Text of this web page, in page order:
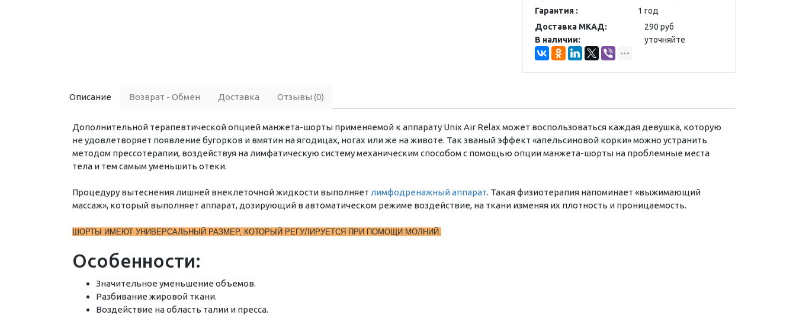
Гарантия :
1 год
Доставка МКАД:
290 руб
В наличии:
уточняйте
Описание Возврат - Обмен Доставка Отзывы (0)
Дополнительной терапевтической опцией манжета-шорты применяемой к аппарату Unix Air Relax может воспользоваться каждая девушка, которую
не удовлетворяет появление бугорков и вмятин на ягодицах, ногах или же на животе. Так званый эффект «апельсиновой корки» можно устранить
методом прессотерапии, воздействуя на лимфатическую систему механическим способом с помощью опции манжета-шорты на проблемные места
тела и тем самым уменьшить отеки.
Процедуру вытеснения лишней внеклеточной жидкости выполняет лимфодренажный аппарат. Такая физиотерапия напоминает «выжимающий
массаж», который выполняет аппарат, дозирующий в автоматическом режиме воздействие, на ткани изменяя их плотность и проницаемость.
ШОРТЫ ИМЕЮТ УНИВЕРСАЛЬНЫЙ РАЗМЕР, КОТОРЫЙ РЕГУЛИРУЕТСЯ ПРИ ПОМОЩИ МОЛНИЙ.
Особенности:
Значительное уменьшение объемов.
Разбивание жировой ткани.
Воздействие на область талии и пресса.